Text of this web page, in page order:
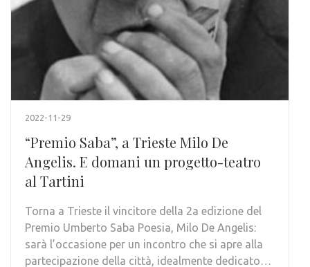
2022-11-29
“Premio Saba”, a Trieste Milo De
Angelis. E domani un progetto-teatro
al Tartini
Torna a Trieste il vincitore della 2a edizione del
Premio Umberto Saba Poesia, Milo De Angelis:
sarà l’occasione per un incontro che si apre alla
partecipazione della città, idealmente dedicato…